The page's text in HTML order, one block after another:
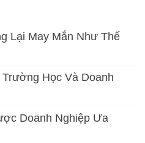
Lại May Mắn Như Thế
Học Và Doanh
Doanh Nghiệp Ưa